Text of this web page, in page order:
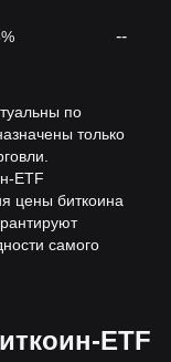
--
по
только
ETF
цены биткоина
самого
ETF